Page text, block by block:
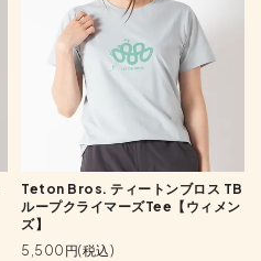
Teton Bros. ティートンブロス TB
ループクライマーズTee【ウィメン
ズ】
5,500円(税込)